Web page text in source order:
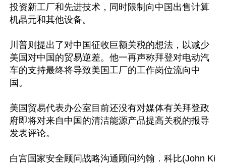
投资新工厂和先进技术，同时限制向中国出售计算
机晶元和其他设备。
川普则提出了对中国征收巨额关税的想法，以减少
美国对中国的贸易逆差。他一再声称拜登对电动汽
车的支持最终将导致美国工厂的工作岗位流向中
国。
美国贸易代表办公室目前还没有对媒体有关拜登政
府即将对来自中国的清洁能源产品提高关税的报导
发表评论。
白宫国家安全顾问战略沟通顾问约翰．科比(John Ki